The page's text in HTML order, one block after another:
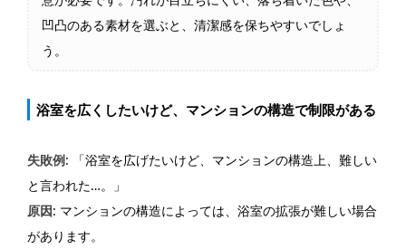
凹凸のある素材を選ぶと、清潔感を保ちやすいでしょ
う。
浴室を広くしたいけど、マンションの構造で制限がある
失敗例: 「浴室を広げたいけど、マンションの構造上、難しい
と言われた…。」
原因: マンションの構造によっては、浴室の拡張が難しい場合
があります。